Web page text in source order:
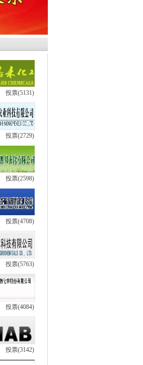
投票(5131)
投票(2729)
投票(2598)
投票(4708)
投票(5763)
投票(4084)
投票(3142)